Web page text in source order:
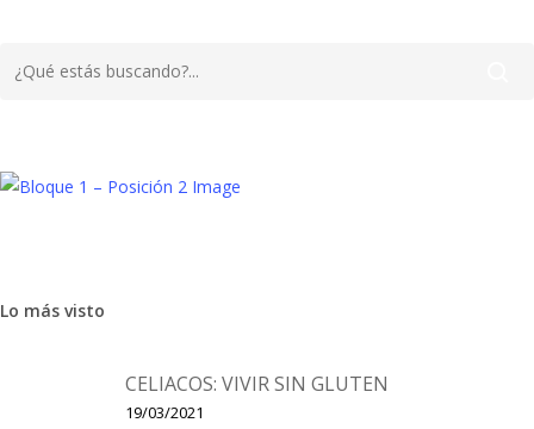
Double Serum de Clarins
serum de Clarins basado en una tecnología
Lo más visto
CELIACOS: VIVIR SIN GLUTEN
19/03/2021